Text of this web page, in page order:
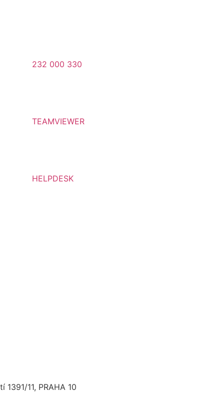
232 000 330
TEAMVIEWER
HELPDESK
1391/11, PRAHA 10